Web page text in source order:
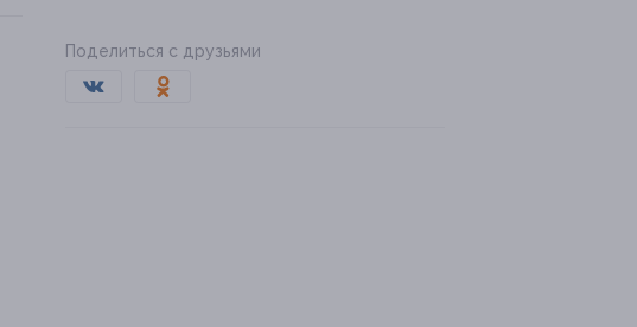
Поделиться с друзьями